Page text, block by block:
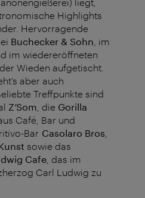
Highlights
Hervorragende
Buchecker & Sohn , im
im wiedereröffneten
Wieden aufgetischt.
aber auch
Treffpunkte sind
Z’Som , die Gorilla
Café, Bar und
Bar Casolaro Bros
sowie das
Cafe , das im
Carl Ludwig zu